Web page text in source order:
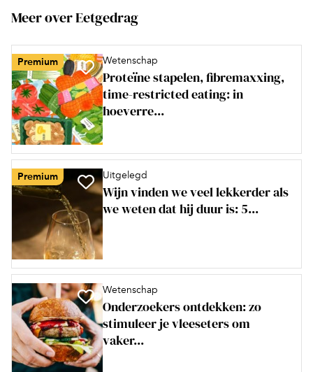
Meer over Eetgedrag
Premium Wetenschap
Proteïne stapelen, fibremaxxing,
time-restricted eating: in
hoeverre...
Premium Uitgelegd
Wijn vinden we veel lekkerder als
we weten dat hij duur is: 5...
Wetenschap
Onderzoekers ontdekken: zo
stimuleer je vleeseters om
vaker...